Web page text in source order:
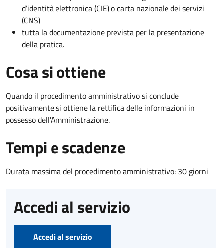
d’identità elettronica (CIE) o carta nazionale dei servizi
(CNS)
tutta la documentazione prevista per la presentazione
della pratica.
Cosa si ottiene
Quando il procedimento amministrativo si conclude
positivamente si ottiene la rettifica delle informazioni in
possesso dell'Amministrazione.
Tempi e scadenze
Durata massima del procedimento amministrativo: 30 giorni
Accedi al servizio
Accedi al servizio